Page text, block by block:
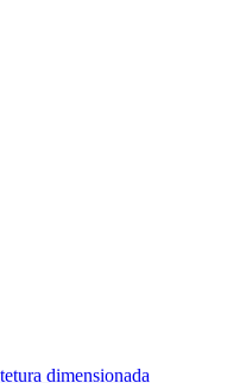
dimensionada